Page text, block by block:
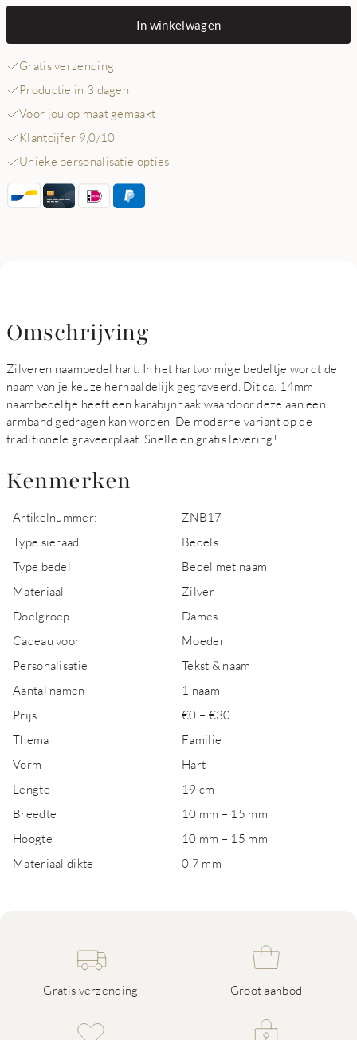
In winkelwagen
Gratis verzending
Productie in 3 dagen
Voor jou op maat gemaakt
Klantcijfer 9,0/10
Unieke personalisatie opties
Omschrijving
Zilveren naambedel hart. In het hartvormige bedeltje wordt de
naam van je keuze herhaaldelijk gegraveerd. Dit ca. 14mm
naambedeltje heeft een karabijnhaak waardoor deze aan een
armband gedragen kan worden. De moderne variant op de
traditionele graveerplaat. Snelle en gratis levering!
Kenmerken
Artikelnummer:
ZNB17
Type sieraad
Bedels
Type bedel
Bedel met naam
Materiaal
Zilver
Doelgroep
Dames
Cadeau voor
Moeder
Personalisatie
Tekst & naam
Aantal namen
1 naam
Prijs
€0 – €30
Thema
Familie
Vorm
Hart
Lengte
19 cm
Breedte
10 mm – 15 mm
Hoogte
10 mm – 15 mm
Materiaal dikte
0,7 mm
Gratis verzending Groot aanbod